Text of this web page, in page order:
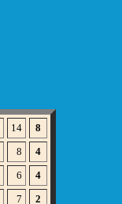
14
8
8
4
6
4
7
2